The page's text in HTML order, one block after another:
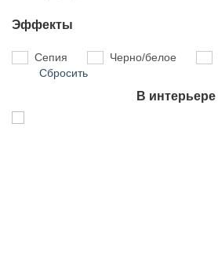
Эффекты
Сепия Черно/белое
Сбросить
В интерьере